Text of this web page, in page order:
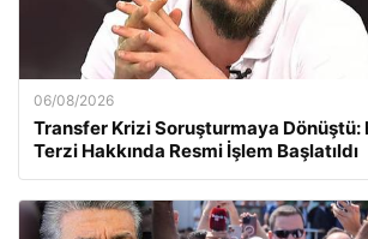
06/08/2026
Transfer Krizi Soruşturmaya Dönüştü:
Terzi Hakkında Resmi İşlem Başlatıldı